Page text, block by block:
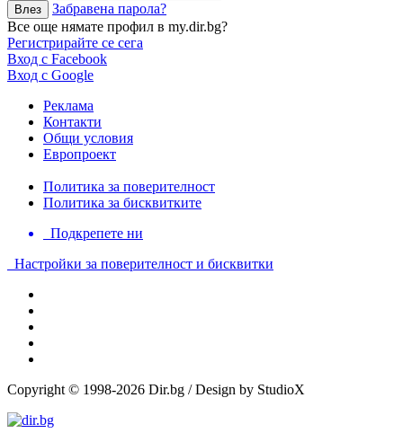
Забравена парола?
Все още нямате профил в my.dir.bg?
Регистрирайте се сега
Вход с Facebook
Вход с Google
Реклама
Контакти
Общи условия
Европроект
Политика за поверителност
Политика за бисквитките
Подкрепете ни
Настройки за поверителност и бисквитки
Copyright © 1998-2026 Dir.bg / Design by StudioX